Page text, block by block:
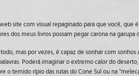
site com visual repaginado para que você, que
dos meus livros possam pegar carona na garupa
mas por vezes, é capaz de sonhar com
Poderá imaginar o extremo calor do
o temido rípio das rutas do Cone Sul ou na